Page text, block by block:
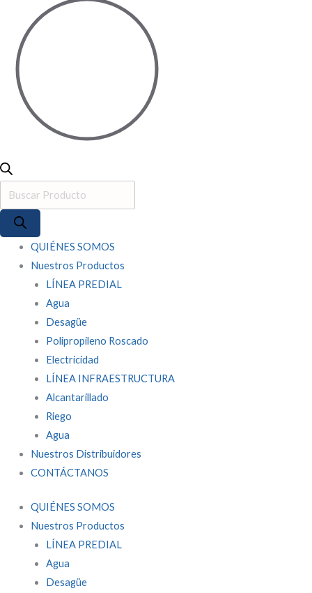
QUIÉNES SOMOS
Nuestros Productos
LÍNEA PREDIAL
Agua
Desagüe
Polipropileno Roscado
Electricidad
LÍNEA INFRAESTRUCTURA
Alcantarillado
Riego
Agua
Nuestros Distribuidores
CONTÁCTANOS
QUIÉNES SOMOS
Nuestros Productos
LÍNEA PREDIAL
Agua
Desagüe